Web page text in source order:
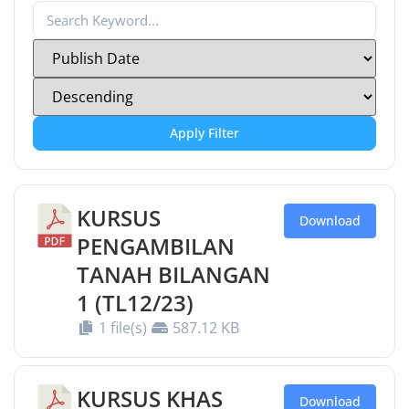
Apply Filter
KURSUS
PENGAMBILAN
TANAH BILANGAN
1 (TL12/23)
1 file(s) 587.12 KB
Download
KURSUS KHAS Download